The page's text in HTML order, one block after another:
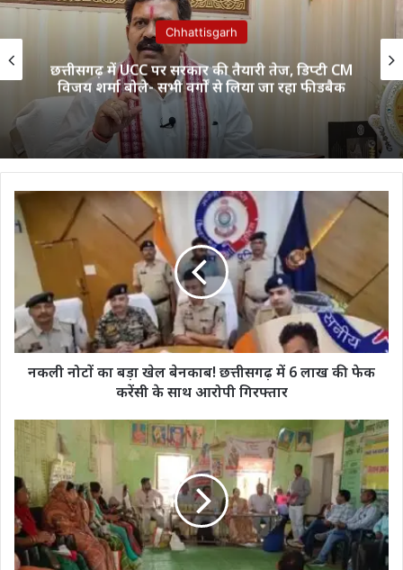
Chhattisgarh
छत्तीसगढ़ में UCC पर सरकार की तैयारी तेज, डिप्टी CM
विजय शर्मा बोले- सभी वर्गों से लिया जा रहा फीडबैक
नकली
नोटों
का
बेनकाब!
छत्तीसगढ़
में
6
लाख
करेंसी
आरोपी
गिरफ्तार
नकली नोटों का बड़ा खेल बेनकाब! छत्तीसगढ़ में 6 लाख की फेक
करेंसी के साथ आरोपी गिरफ्तार
*विकसित
कृषि
अभियान
के
तहत
पलाड़ी
कला